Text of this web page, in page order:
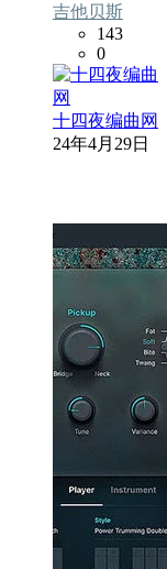
吉他贝斯
143
0
十四夜编曲网
24年4月29日